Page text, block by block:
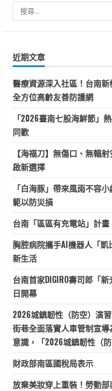
尋
字:
近期文章
醫療資源深入社區！台南
全方位高齡友善防護網
「2026臺南七股海鮮節」
同歡
【海福刀】無傷口、無輻
啟新選擇
「白海豚」帶來風雨不容
範以防災損
台南「區區有充電站」計
胸腔病院攜手AI機器人「凱
新生活
台南首家DIGIRO壽司郎「
日開幕
2026城鎮韌性（防空）演
街巷全面落實人車管制宣
意識，「2026城鎮韌性（防
財政部南區國稅局表示
放棄美妝穿上重裝！勞動